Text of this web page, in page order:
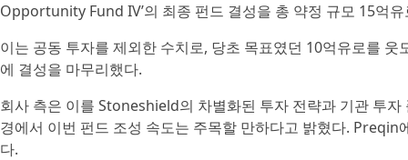
Opportunity Fund IV’의 최종 펀드 결성을 총 약정 규모 15억
이는 공동 투자를 제외한 수치로, 당초 목표였던 10억유로를
에 결성을 마무리했다.
회사 측은 이를 Stoneshield의 차별화된 투자 전략과 기관 투
경에서 이번 펀드 조성 속도는 주목할 만하다고 밝혔다.
다.